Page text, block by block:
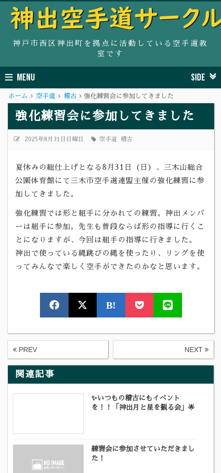
神戸市西区神出町を拠点に活動している空手道教
室です
MENU SIDE
ホーム 空手道 稽古 強化練習会に参加してきました
強化練習会に参加してきました
2025年8月31日日曜日 空手道 稽古
夏休みの総仕上げとなる8月31日（日）、三木山総合
公園体育館にて三木市空手道連盟主催の強化練習に参
加してきました。
強化練習では形と組手に分かれての練習。神出メンバ
ーは組手に参加。先生も普段ならば形の指導に行くこ
とになりますが、今回は組手の指導に行きました。
神出で使っている縄跳びの縄を使ったり、リングを使
ってみんなで楽しく空手ができたのかなと思います。
B!
PREV NEXT
関連記事
✨いつもの稽古にもイベント
を！！「神出月と星を観る会」🌟
練習会に参加させていただきまし
た！